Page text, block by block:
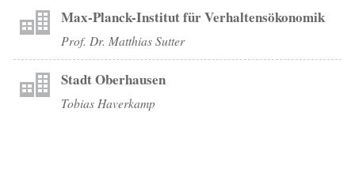
Max-Planck-Institut für Verhaltensökonomik
Prof. Dr. Matthias Sutter
Stadt Oberhausen
Tobias Haverkamp